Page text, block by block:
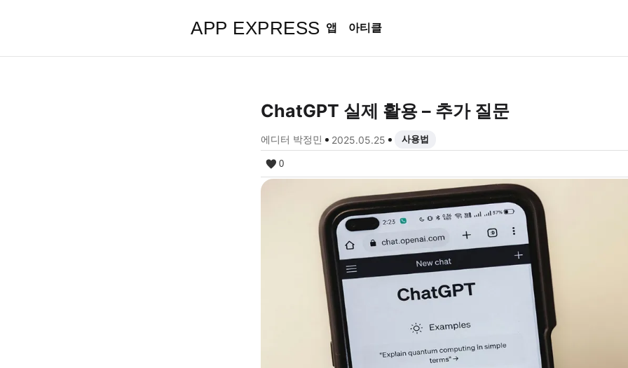
APP EXPRESS 앱 아티클
ChatGPT 실제 활용 – 추가 질문
에디터 박정민 2025.05.25 사용법
0